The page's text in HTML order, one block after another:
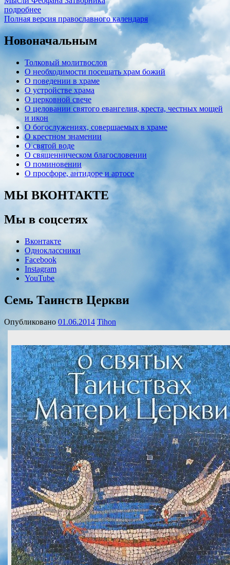
подробнее
Полная версия православного календаря
Новоначальным
Толковый молитвослов
О необходимости посещать храм божий
О поведении в храме
О устройстве храма
О церковной свече
О целовании святого евангелия, креста, честных мощей
и икон
О богослужениях, совершаемых в храме
О крестном знамении
О святой воде
О священническом благословении
О поминовении
О просфоре, антидоре и артосе
МЫ ВКОНТАКТЕ
Мы в соцсетях
Вконтакте
Одноклассники
Facebook
Instagram
YouTube
Семь Таинств Церкви
Опубликовано 01.06.2014 Tihon